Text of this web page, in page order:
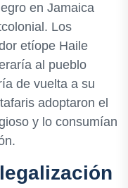
en Jamaica
Los
etíope Haile
al pueblo
de vuelta a su
adoptaron el
y lo consumían